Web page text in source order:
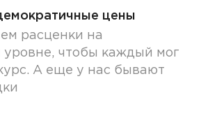
цены
расценки на
чтобы каждый мог
А еще у нас бывают